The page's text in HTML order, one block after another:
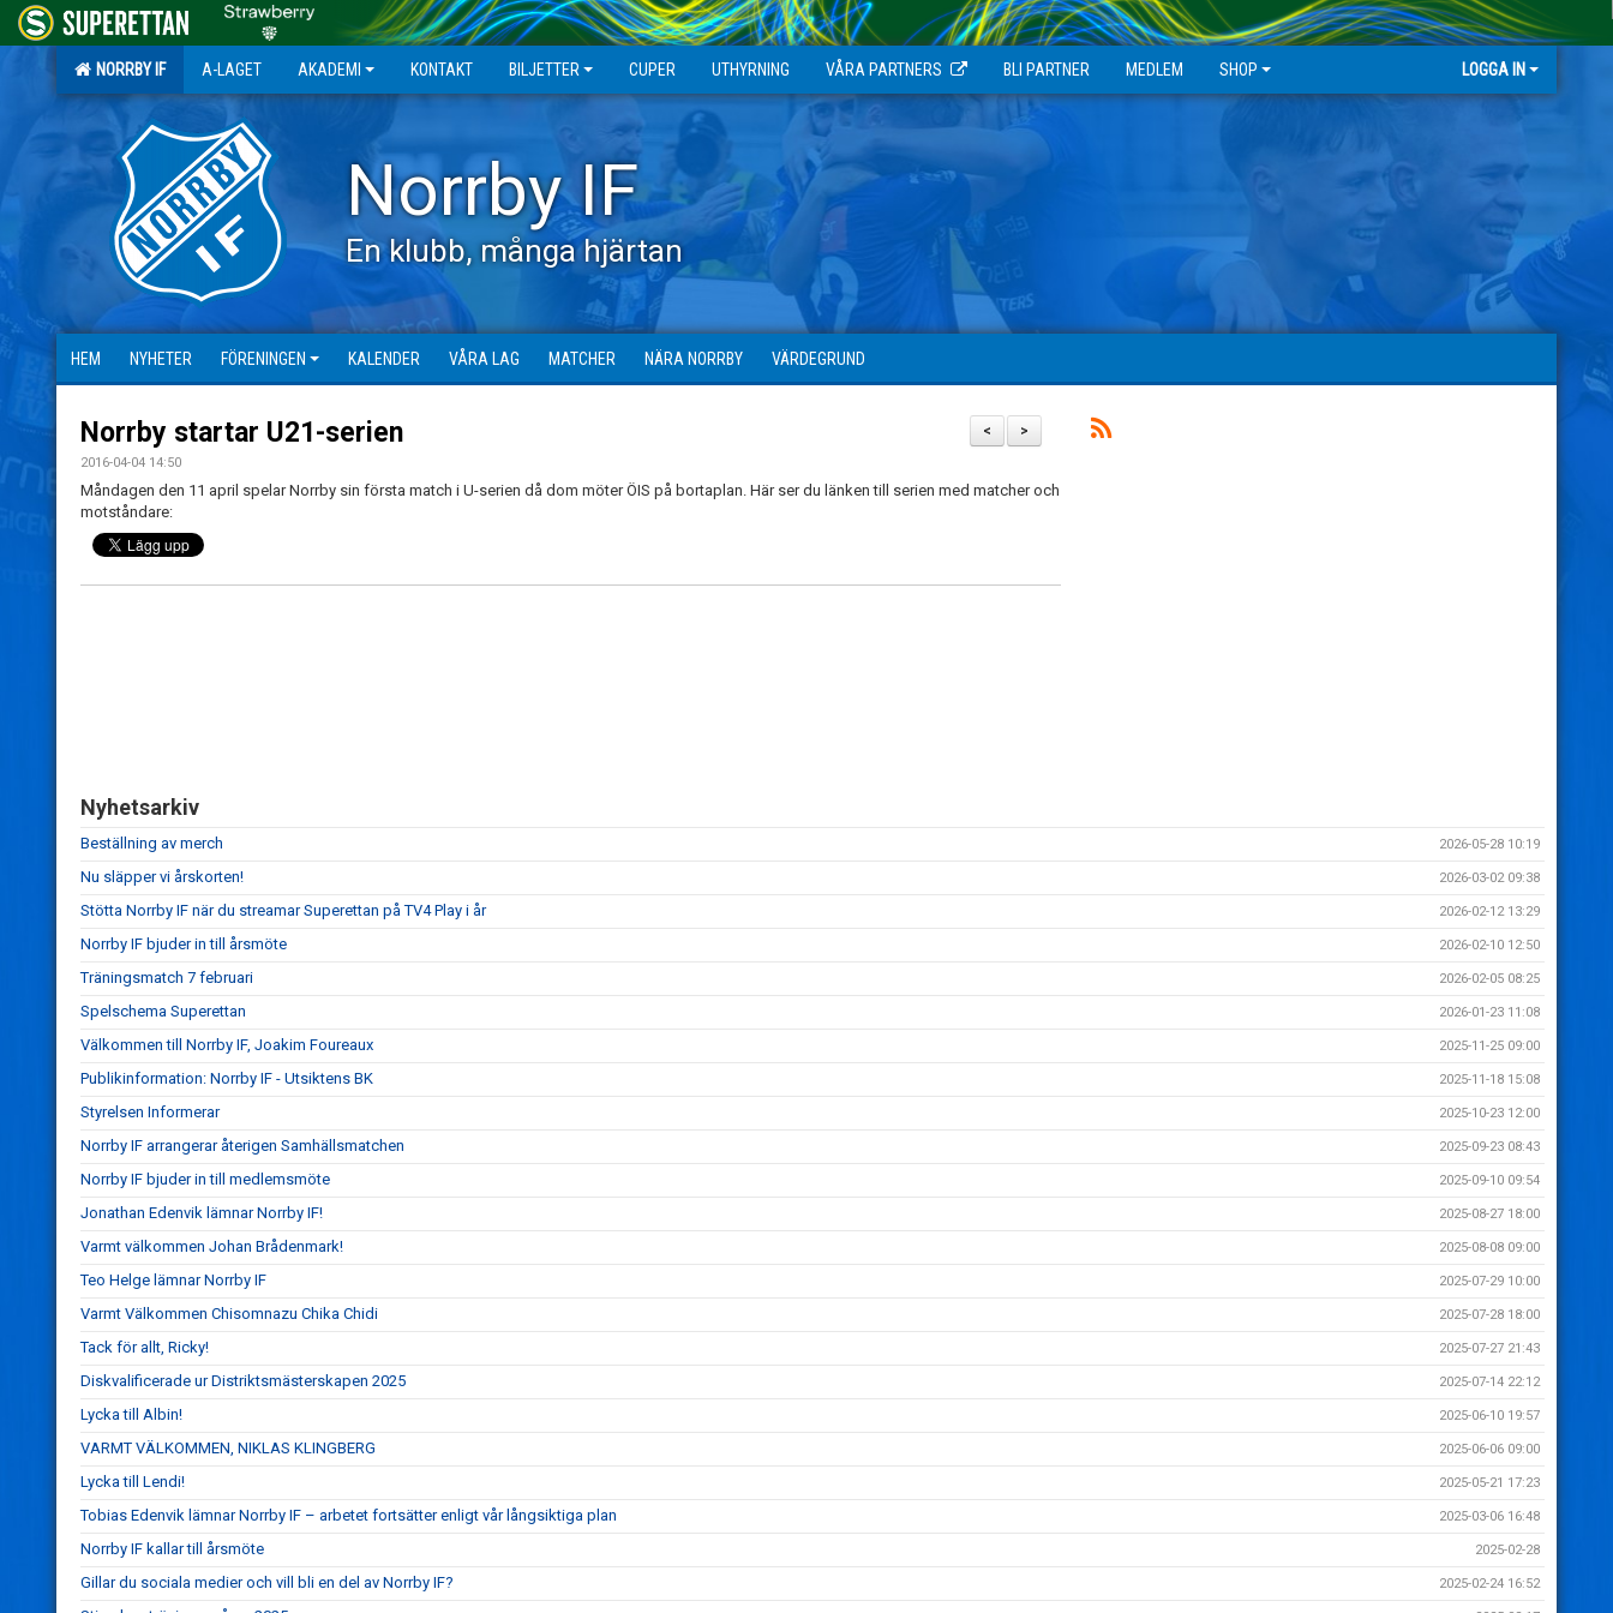
NORRBY IF A-LAGET AKADEMI KONTAKT BILJETTER CUPER UTHYRNING VÅRA PARTNERS BLI PARTNER MEDLEM SHOP LOGGA IN
Norrby IF
En klubb, många hjärtan
HEM NYHETER FÖRENINGEN KALENDER VÅRA LAG MATCHER NÄRA NORRBY VÄRDEGRUND
>
<
Norrby startar U21-serien
2016-04-04 14:50
Måndagen den 11 april spelar Norrby sin första match i U-serien då dom möter ÖIS på bortaplan. Här ser du länken till serien med matcher och
motståndare:
Nyhetsarkiv
Beställning av merch 2026-05-28 10:19
Nu släpper vi årskorten! 2026-03-02 09:38
Stötta Norrby IF när du streamar Superettan på TV4 Play i år 2026-02-12 13:29
Norrby IF bjuder in till årsmöte 2026-02-10 12:50
Träningsmatch 7 februari 2026-02-05 08:25
Spelschema Superettan 2026-01-23 11:08
Välkommen till Norrby IF, Joakim Foureaux 2025-11-25 09:00
Publikinformation: Norrby IF - Utsiktens BK 2025-11-18 15:08
Styrelsen Informerar 2025-10-23 12:00
Norrby IF arrangerar återigen Samhällsmatchen 2025-09-23 08:43
Norrby IF bjuder in till medlemsmöte 2025-09-10 09:54
Jonathan Edenvik lämnar Norrby IF! 2025-08-27 18:00
Varmt välkommen Johan Brådenmark! 2025-08-08 09:00
Teo Helge lämnar Norrby IF 2025-07-29 10:00
Varmt Välkommen Chisomnazu Chika Chidi 2025-07-28 18:00
Tack för allt, Ricky! 2025-07-27 21:43
Diskvalificerade ur Distriktsmästerskapen 2025 2025-07-14 22:12
Lycka till Albin! 2025-06-10 19:57
VARMT VÄLKOMMEN, NIKLAS KLINGBERG 2025-06-06 09:00
Lycka till Lendi! 2025-05-21 17:23
Tobias Edenvik lämnar Norrby IF – arbetet fortsätter enligt vår långsiktiga plan 2025-03-06 16:48
Norrby IF kallar till årsmöte 2025-02-28
Gillar du sociala medier och vill bli en del av Norrby IF? 2025-02-24 16:52